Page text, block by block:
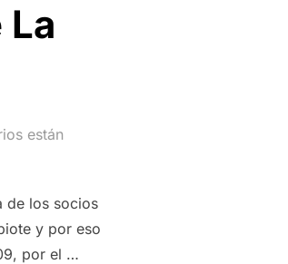
están
de los socios
y por eso
por el …